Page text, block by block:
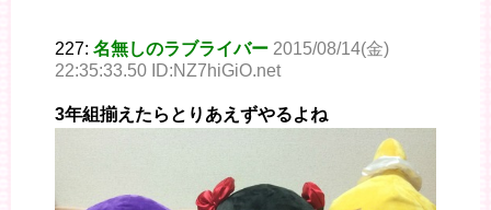
227: 名無しのラブライバー 2015/08/14(金)
22:35:33.50 ID:NZ7hiGiO.net
3年組揃えたらとりあえずやるよね